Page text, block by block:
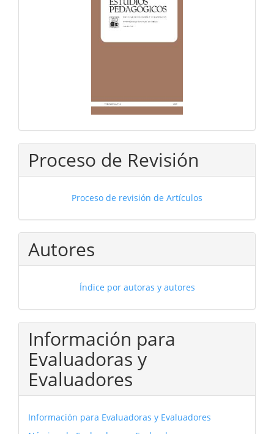
Proceso de Revisión
Proceso de revisión de Artículos
Autores
Índice por autoras y autores
Información para
Evaluadoras y
Evaluadores
Información para Evaluadoras y Evaluadores